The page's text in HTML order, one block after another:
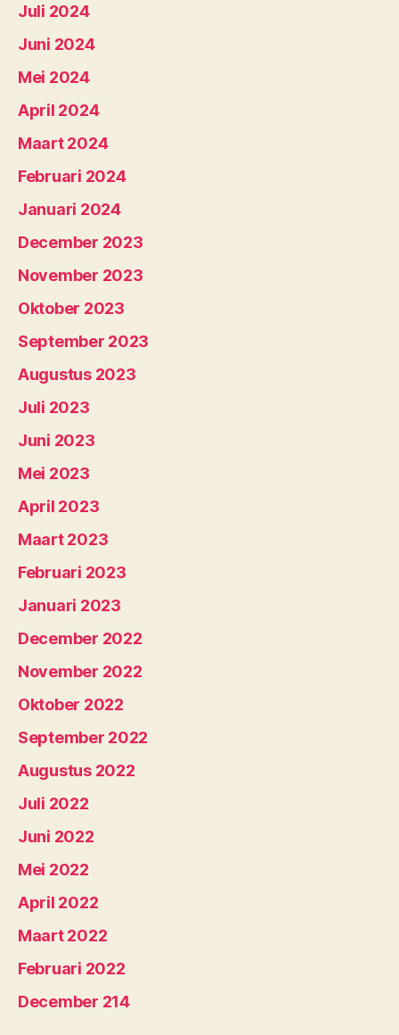
Juli 2024
Juni 2024
Mei 2024
April 2024
Maart 2024
Februari 2024
Januari 2024
December 2023
November 2023
Oktober 2023
September 2023
Augustus 2023
Juli 2023
Juni 2023
Mei 2023
April 2023
Maart 2023
Februari 2023
Januari 2023
December 2022
November 2022
Oktober 2022
September 2022
Augustus 2022
Juli 2022
Juni 2022
Mei 2022
April 2022
Maart 2022
Februari 2022
December 214